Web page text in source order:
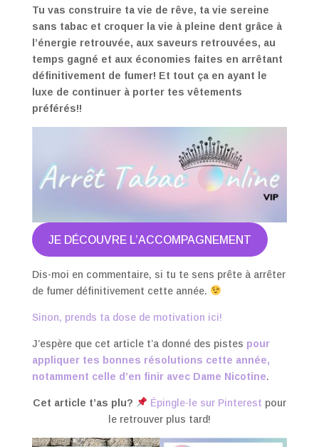
Tu vas construire ta vie de rêve, ta vie sereine
sans tabac et croquer la vie à pleine dent grâce à
l’énergie retrouvée, aux saveurs retrouvées, au
temps gagné et aux économies faites en arrêtant
définitivement de fumer! Et tout ça en ayant le
luxe de continuer à porter tes vêtements
préférés!!
JE DÉCOUVRE L’ACCOMPAGNEMENT
Dis-moi en commentaire, si tu te sens prête à arrêter
de fumer définitivement cette année.
Sinon, prends ta dose de motivation ici!
J’espère que cet article t’a donné des pistes pour
appliquer tes bonnes résolutions cette année,
notamment celle d’en finir avec Dame Nicotine.
Cet article t’as plu? Épingle-le sur Pinterest pour
le retrouver plus tard!